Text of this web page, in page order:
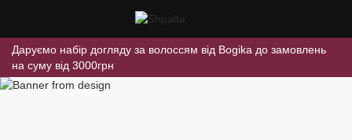
Даруємо набір догляду за волоссям від Bogika до замовлень
на суму від 3000грн